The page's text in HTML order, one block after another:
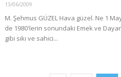
13/06/2009
M. Şehmus GÜZEL Hava güzel. Ne 1
de 1980'lerin sonundaki Emek ve
gibi sıkı ve sahici...